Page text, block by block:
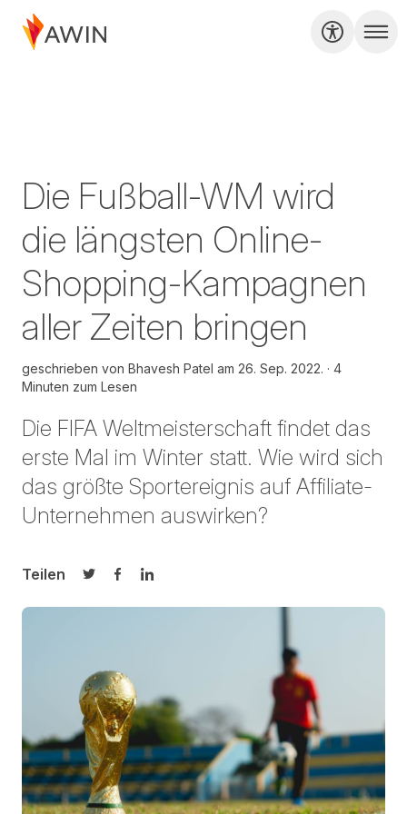
Die Fußball-WM wird
die längsten Online-
Shopping-Kampagnen
aller Zeiten bringen
geschrieben von Bhavesh Patel am 26. Sep. 2022.
4
Minuten zum Lesen
Die FIFA Weltmeisterschaft findet das
erste Mal im Winter statt. Wie wird sich
das größte Sportereignis auf Affiliate-
Unternehmen auswirken?
Teilen
Auf Twitter teilen
Auf Facebook teilen
Auf LinkedIn teilen